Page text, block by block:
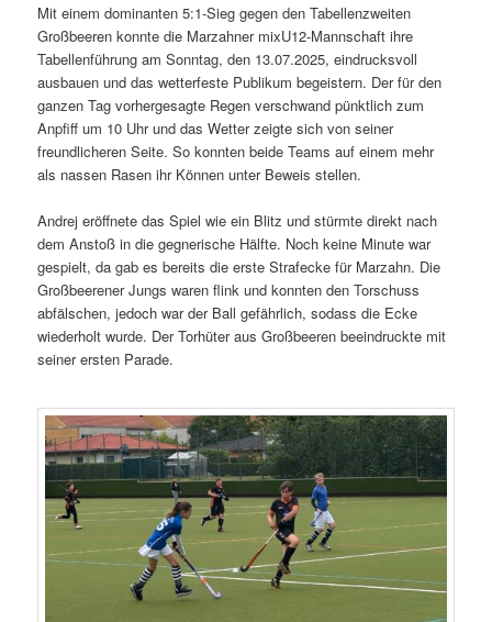
Mit einem dominanten 5:1-Sieg gegen den Tabellenzweiten
Großbeeren konnte die Marzahner mixU12-Mannschaft ihre
Tabellenführung am Sonntag, den 13.07.2025, eindrucksvoll
ausbauen und das wetterfeste Publikum begeistern. Der für den
ganzen Tag vorhergesagte Regen verschwand pünktlich zum
Anpfiff um 10 Uhr und das Wetter zeigte sich von seiner
freundlicheren Seite. So konnten beide Teams auf einem mehr
als nassen Rasen ihr Können unter Beweis stellen.
Andrej eröffnete das Spiel wie ein Blitz und stürmte direkt nach
dem Anstoß in die gegnerische Hälfte. Noch keine Minute war
gespielt, da gab es bereits die erste Strafecke für Marzahn. Die
Großbeerener Jungs waren flink und konnten den Torschuss
abfälschen, jedoch war der Ball gefährlich, sodass die Ecke
wiederholt wurde. Der Torhüter aus Großbeeren beeindruckte mit
seiner ersten Parade.